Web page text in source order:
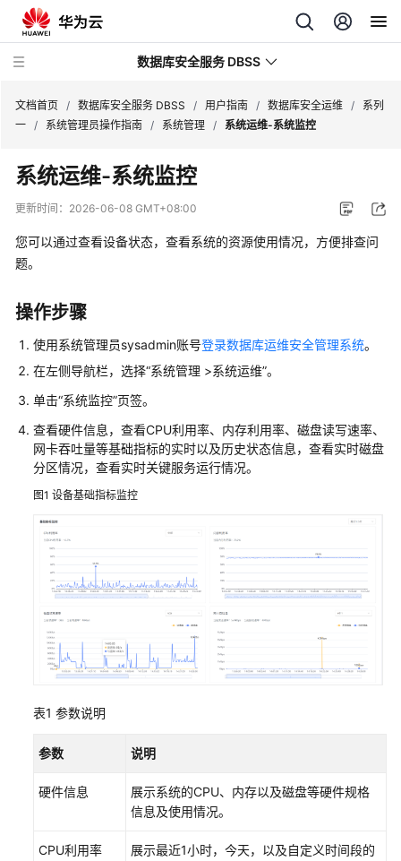
数据库安全服务 DBSS
最
新
动
介
绍
计
费
说
明
快
入
门
南
创
户
授
使
DBSS
文档首页 / 数据库安全服务 DBSS / 用户指南 / 数据库安全运维 /
系列
一 / 系统管理员操作指南 / 系统管理 / 系统运维-系统监控
系统运维-系统监控
更新时间： 2026-06-08 GMT+08:00
您可以通过查看设备状态，查看系统的资源使用情况，方便排查问
题。
操作步骤
使用系统管理员sysadmin账号登录数据库运维安全管理系统。
在左侧导航栏，选择“系统管理 >系统运维”。
单击“系统监控”页签。
查看硬件信息，查看CPU利用率、内存利用率、磁盘读写速率、
网卡吞吐量等基础指标的实时以及历史状态信息，查看实时磁盘
分区情况，查看实时关键服务运行情况。
图1 设备基础指标监控
表1 参数说明
参数 说明
硬件信息
展示系统的CPU、内存以及磁盘等硬件规格
信息及使用情况。
CPU利用率
展示最近1小时，今天，以及自定义时间段的